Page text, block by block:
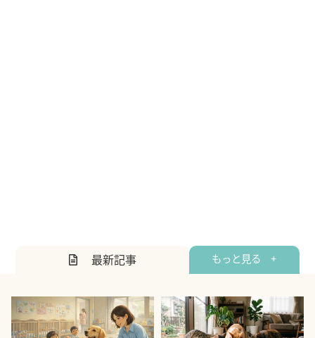
最新記事 もっと見る +